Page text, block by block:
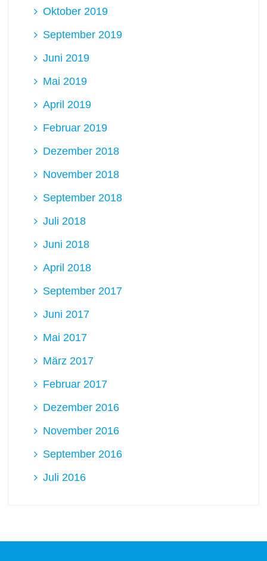
Oktober 2019
September 2019
Juni 2019
Mai 2019
April 2019
Februar 2019
Dezember 2018
November 2018
September 2018
Juli 2018
Juni 2018
April 2018
September 2017
Juni 2017
Mai 2017
März 2017
Februar 2017
Dezember 2016
November 2016
September 2016
Juli 2016